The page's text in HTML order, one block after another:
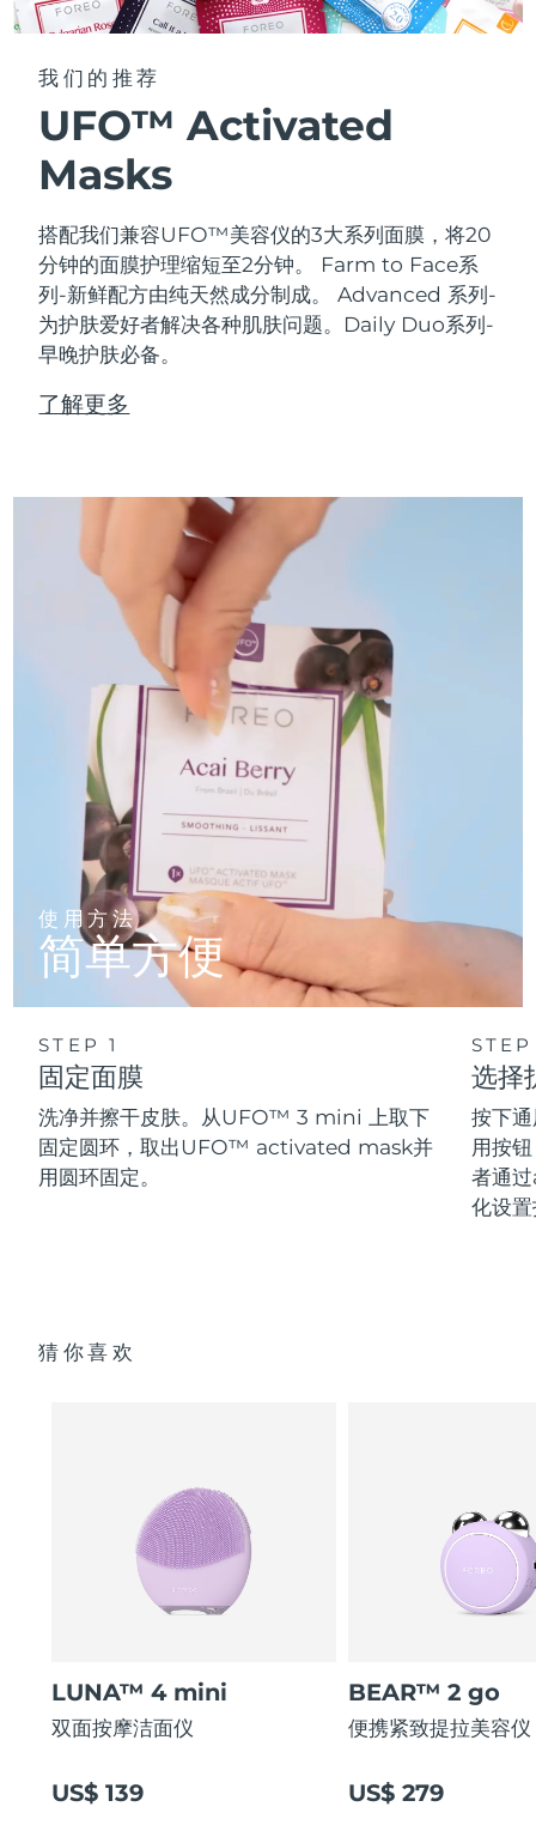
我们的推荐
UFO™ Activated
Masks
搭配我们兼容UFO™美容仪的3大系列面膜，将20
分钟的面膜护理缩短至2分钟。
Farm to Face系
列-新鲜配方由纯天然成分制成。 Advanced 系列-
为护肤爱好者解决各种肌肤问题。Daily Duo系列-
早晚护肤必备。
了解更多
使用方法
简单方便
STEP 1
固定面膜
洗净并擦干皮肤。从UFO™ 3 mini 上取下
固定圆环，取出UFO™ activated mask并
用圆环固定。
选择
按下
用按
者通
化设
猜你喜欢
LUNA™ 4 mini
双面按摩洁面仪
US$ 139
BEAR™ 2 go
便携紧致提拉美容仪
US$ 279